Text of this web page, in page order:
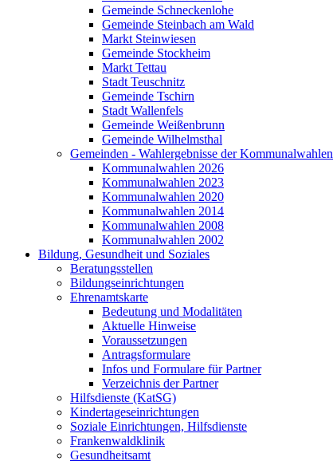
Gemeinde Schneckenlohe
Gemeinde Steinbach am Wald
Markt Steinwiesen
Gemeinde Stockheim
Markt Tettau
Stadt Teuschnitz
Gemeinde Tschirn
Stadt Wallenfels
Gemeinde Weißenbrunn
Gemeinde Wilhelmsthal
Gemeinden - Wahlergebnisse der Kommunalwahlen
Kommunalwahlen 2026
Kommunalwahlen 2023
Kommunalwahlen 2020
Kommunalwahlen 2014
Kommunalwahlen 2008
Kommunalwahlen 2002
Bildung, Gesundheit und Soziales
Beratungsstellen
Bildungseinrichtungen
Ehrenamtskarte
Bedeutung und Modalitäten
Aktuelle Hinweise
Voraussetzungen
Antragsformulare
Infos und Formulare für Partner
Verzeichnis der Partner
Hilfsdienste (KatSG)
Kindertageseinrichtungen
Soziale Einrichtungen, Hilfsdienste
Frankenwaldklinik
Gesundheitsamt